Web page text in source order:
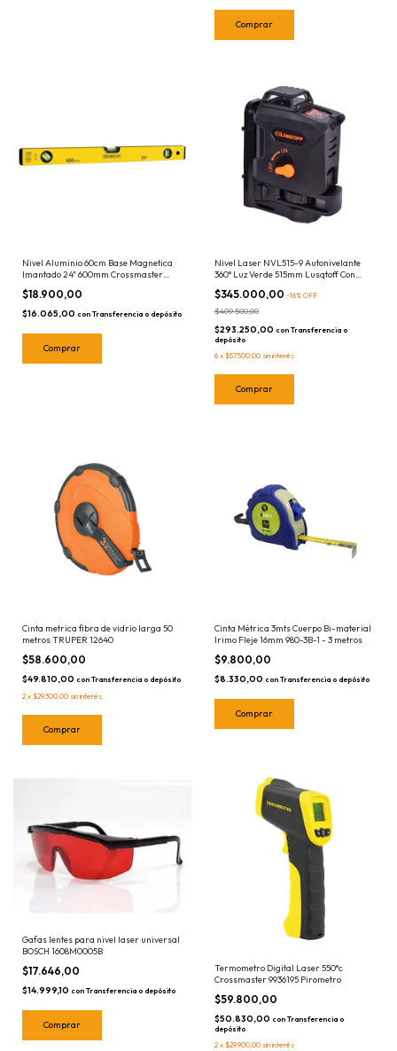
Nivel Aluminio 60cm Base Magnetica
Imantado 24" 600mm Crossmaster
9936032
$18.900,00
$16.065,00 con Transferencia o depósito
Nivel Laser NVL515-9 Autonivelante
360° Luz Verde 515mm Lusqtoff Con
Iman 360 grados
$345.000,00 -16% OFF
$409.500,00
$293.250,00 con Transferencia o
depósito
6 x $57.500,00 sin interés
Cinta metrica fibra de vidrio larga 50
metros TRUPER 12640
$58.600,00
$49.810,00 con Transferencia o depósito
2 x $29.300,00 sin interés
Cinta Métrica 3mts Cuerpo Bi-material
Irimo Fleje 16mm 980-3B-1 - 3 metros
$9.800,00
$8.330,00 con Transferencia o depósito
Gafas lentes para nivel laser universal
BOSCH 1608M0005B
$17.646,00
$14.999,10 con Transferencia o depósito
Termometro Digital Laser 550°c
Crossmaster 9936195 Pirometro
$59.800,00
$50.830,00 con Transferencia o
depósito
2 x $29.900,00 sin interés